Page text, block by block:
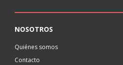
NOSOTROS
Quiénes somos
Contacto